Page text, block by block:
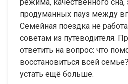
режима, качественного
продуманных пауз между
Семейная поездка не
советам из путеводителя.
ответить на вопрос: что
восстановиться всей
устать ещё больше.